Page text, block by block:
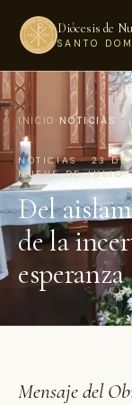
Diócesis de
SANTO
INICIO NOTICIAS
NOTICIAS · 23 DE
NUEVE DE JULIO
Del
de la
esperanza
Mensaje del